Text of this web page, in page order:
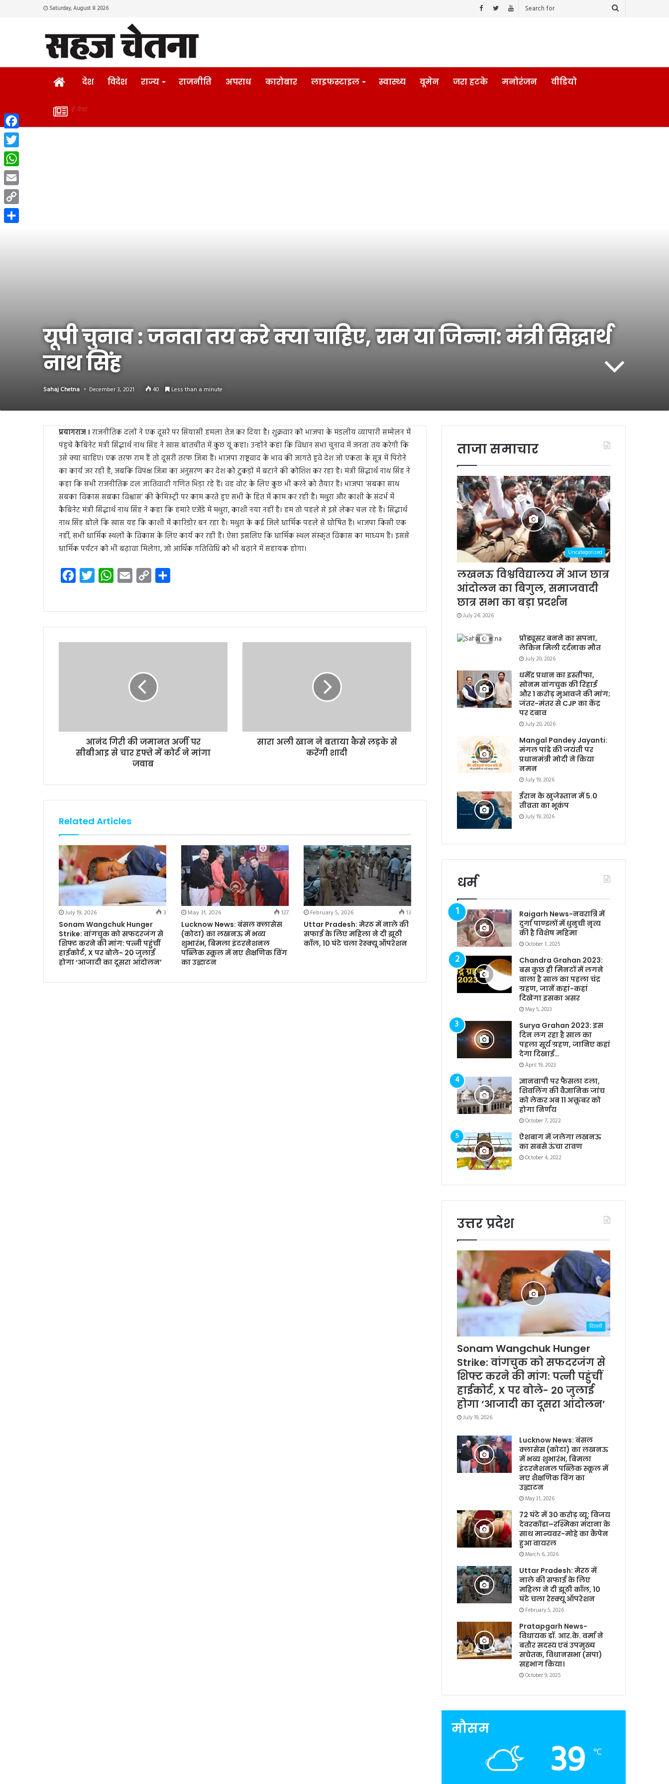
Saturday, August 8 2026
HOMEदेश विदेश राज्य राजनीति अपराध कारोबार लाइफस्टाइल स्वास्थ्य वूमेन जरा हटके मनोरंजन वीडियो
ई-
ई-पेपर
यूपी चुनाव : जनता तय करे क्या चाहिए, राम या जिन्ना: मंत्री सिद्धार्थ
नाथ सिंह
Sahaj Chetna December 3, 2021 40 Less than a minute
प्रयागराज । राजनीतिक दलों ने एक दूसरे पर सियासी हमला तेज कर दिया है। शुक्रवार को भाजपा के मंडलीय व्यापारी सम्मेलन में
पंहुचे कैबिनेट मंत्री सिंद्धार्थ नाथ सिंह ने खास बातचीत में कुछ यूं कहा। उन्‍होंने कहा कि विधान सभा चुनाव में जनता तय करेगी कि
उसे क्या चाहिए। एक तरफ राम हैं तो दूसरी तरफ जिन्ना हैं। भाजपा राष्ट्रवाद के भाव की जागते हुवे देश जो एकता के सूत्र में पिरोने
का कार्य जर रही है, जबकि विपक्ष जिन्ना का अनुसरण कर देश को टुकड़ों में बटाने की कोशिश कर रहा है। मंत्री सिद्धार्थ नाथ सिंह ने
कहा कि सभी राजनीतिक दल जातिवादी गणित भिड़ा रहे हैं। वह वोट के लिए कुछ भी करने को तैयार हैं। भाजपा ‘सबका साथ
सबका विकास सबका विश्वास’ की केमिस्ट्री पर काम करते हुए सभी के हित में काम कर रही है। मथुरा और काशी के संदर्भ में
कैबिनेट मंत्री सिंद्धार्थ नाथ सिंह ने कहा कि हमारे एजेंडे में मथुरा, काशी नया नहीं है। हम तो पहले से इसे लेकर चल रहे हैं। सिद्धार्थ
नाथ सिंह बोले कि खास यह कि काशी में कारिडोर बन रहा है। मथुरा के कई जिले धार्मिक पहले से घोषित हैं। भाजपा किसी एक
नहीं, सभी धार्मिक स्थलों के विकास के लिए कार्य कर रही है। ऐसा इसलिए कि धार्मिक स्थल संस्कृत विकास का माध्यम हैं। इससे
धार्मिक पर्यटन को भी बढ़ावा मिलेगा, जो आर्थिक गतिविधि को भी बढ़ाने में सहायक होगा।
W
k
आनंद गिरी की जमानत अर्जी पर
सीबीआइ से चार हफ्ते में कोर्ट ने मांगा
जवाब
सारा अली खान ने बताया कैसे लड़के से
करेंगी शादी
Related Articles
July 19, 2026
3
Sonam Wangchuk Hunger
Strike: वांगचुक को सफदरजंग से
शिफ्ट करने की मांग: पत्नी पहुंचीं
हाईकोर्ट, X पर बोले- 20 जुलाई
होगा ‘आजादी का दूसरा आंदोलन’
May 31, 2026
127
Lucknow News: बंसल क्लासेस
(कोटा) का लखनऊ में भव्य
शुभारंभ, बिमला इंटरनेशनल
पब्लिक स्कूल में नए शैक्षणिक विंग
का उद्घाटन
February 5, 2026
13
Uttar Pradesh: मेरठ में नाले की
सफाई के लिए महिला ने दी झूठी
कॉल, 10 घंटे चला रेस्क्यू ऑपरेशन
ताजा समाचार
Uncategorized
लखनऊ विश्वविद्यालय में आज छात्र
आंदोलन का बिगुल, समाजवादी
छात्र सभा का बड़ा प्रदर्शन
July 24, 2026
प्रोड्यूसर बनने का सपना,
लेकिन मिली दर्दनाक मौत
July 20, 2026
धर्मेंद्र प्रधान का इस्तीफा,
सोनम वांगचुक की रिहाई
और 1 करोड़ मुआवजे की मांग;
जंतर-मंतर से CJP का केंद्र
पर दबाव
July 20, 2026
Mangal Pandey Jayanti:
मंगल पांडे की जयंती पर
प्रधानमंत्री मोदी ने किया
नमन
July 19, 2026
ईरान के खुजेस्तान में 5.0
तीव्रता का भूकंप
July 19, 2026
धर्म
Raigarh News-नवरात्रि में
दुर्गा पाण्डलों में धुनुची नृत्य
की है विशेष महिमा
October 1, 2025
Chandra Grahan 2023:
बस कुछ ही मिनटों में लगने
वाला है साल का पहला चंद्र
ग्रहण, जानें कहां-कहां
दिखेगा इसका असर
May 5, 2023
Surya Grahan 2023: इस
दिन लग रहा है साल का
पहला सूर्य ग्रहण, जानिए कहां
देगा दिखाई…
April 19, 2023
ज्ञानवापी पर फैसला टला,
शिवलिंग की वैज्ञानिक जांच
को लेकर अब 11 अक्तूबर को
होगा निर्णय
October 7, 2022
ऐशबाग में जलेगा लखनऊ
का सबसे ऊंचा रावण
October 4, 2022
उत्तर प्रदेश
दिल्ली
Sonam Wangchuk Hunger
Strike: वांगचुक को सफदरजंग से
शिफ्ट करने की मांग: पत्नी पहुंचीं
हाईकोर्ट, X पर बोले- 20 जुलाई
होगा ‘आजादी का दूसरा आंदोलन’
July 19, 2026
Lucknow News: बंसल
क्लासेस (कोटा) का लखनऊ
में भव्य शुभारंभ, बिमला
इंटरनेशनल पब्लिक स्कूल में
नए शैक्षणिक विंग का
उद्घाटन
May 31, 2026
72 घंटे में 30 करोड़ व्यू: विजय
देवरकोंडा–रश्मिका मंदाना के
साथ मान्यवर-मोहे का कैंपेन
हुआ वायरल
March 6, 2026
Uttar Pradesh: मेरठ में
नाले की सफाई के लिए
महिला ने दी झूठी कॉल, 10
घंटे चला रेस्क्यू ऑपरेशन
February 5, 2026
Pratapgarh News-
विधायक डॉ. आर.के. वर्मा ने
बतौर सदस्य एवं उपमुख्य
सचेतक, विधानसभा (सपा)
सहभाग किया।
October 9, 2025
मौसम
39 ℃
Facebook
Twitter
WhatsApp
Email
Copy
Link